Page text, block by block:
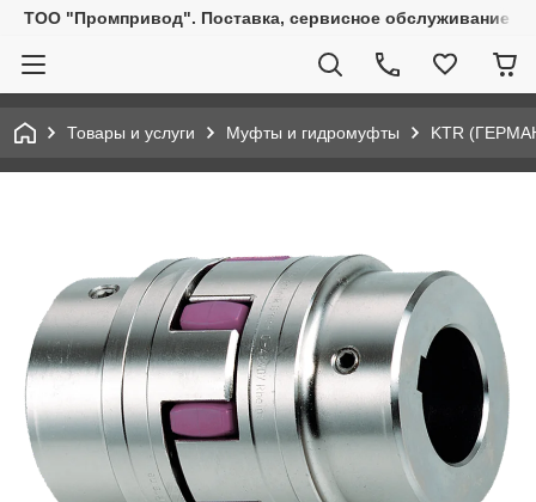
ТОО "Промпривод". Поставка, сервисное обслуживание
Товары и услуги Муфты и гидромуфты KTR